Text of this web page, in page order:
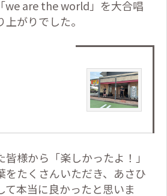
we are the world」を大合唱
がりでした。
様から「楽しかったよ！」
をたくさんいただき、あさひ
て本当に良かったと思いま